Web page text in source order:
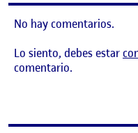
No hay comentarios.
Lo siento, debes estar
comentario.